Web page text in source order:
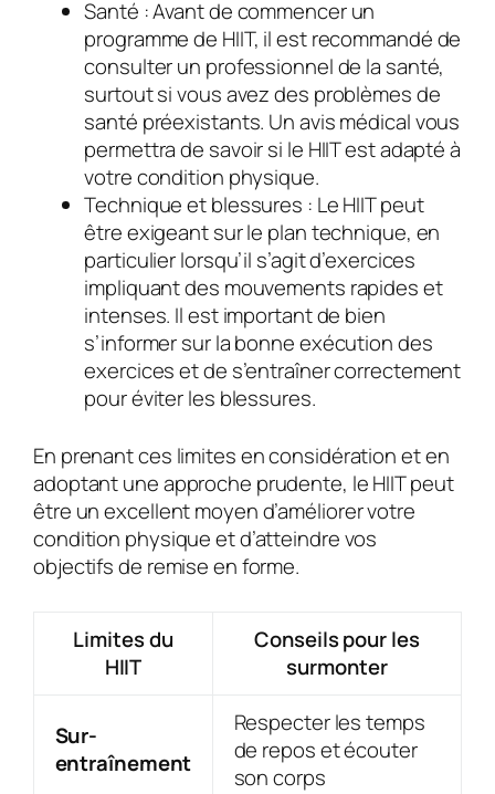
Santé :Avant de commencer un
programme de HIIT, il est recommandé de
consulter un professionnel de la santé,
surtout si vous avez des problèmes de
santé préexistants. Un avis médical vous
permettra de savoir si le HIIT est adapté à
votre condition physique.
Technique et blessures : Le HIIT peut
être exigeant sur le plan technique, en
particulier lorsqu’il s’agit d’exercices
impliquant des mouvements rapides et
intenses. Il est important de bien
s’informer sur la bonne exécution des
exercices et de s’entraîner correctement
pour éviter les blessures.
En prenant ces limites en considération et en
adoptant une approche prudente, le HIIT peut
être un excellent moyen d’améliorer votre
condition physique et d’atteindre vos
objectifs de remise en forme.
Limites du
HIIT
Conseils pour les
surmonter
Sur-
entraînement
Respecter les temps
de repos et écouter
son corps